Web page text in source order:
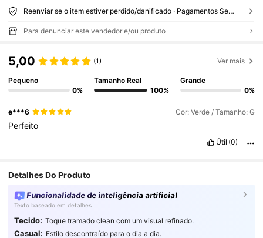
Reenviar se o item estiver perdido/danificado · Pagamentos Seguros · Proteção de privacidade
Para denunciar este vendedor e/ou produto
5,00 (1) Ver mais
Pequeno
0%
Tamanho Real
100%
Grande
0%
e***6 Cor: Verde / Tamanho: G
Perfeito
Útil (0)
Detalhes Do Produto
Funcionalidade de inteligência artificial
Texto baseado em detalhes
Tecido: Toque tramado clean com um visual refinado.
Casual: Estilo descontraído para o dia a dia.